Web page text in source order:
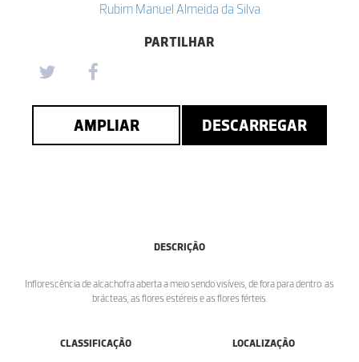
Rubim Manuel Almeida da Silva
PARTILHAR
AMPLIAR DESCARREGAR
DESCRIÇÃO
Inflorescência de alcachofra aberta a meio sendo visíveis, de fora para dentro: as
brácteas, as flores estéreis e as flores férteis.
CLASSIFICAÇÃO LOCALIZAÇÃO